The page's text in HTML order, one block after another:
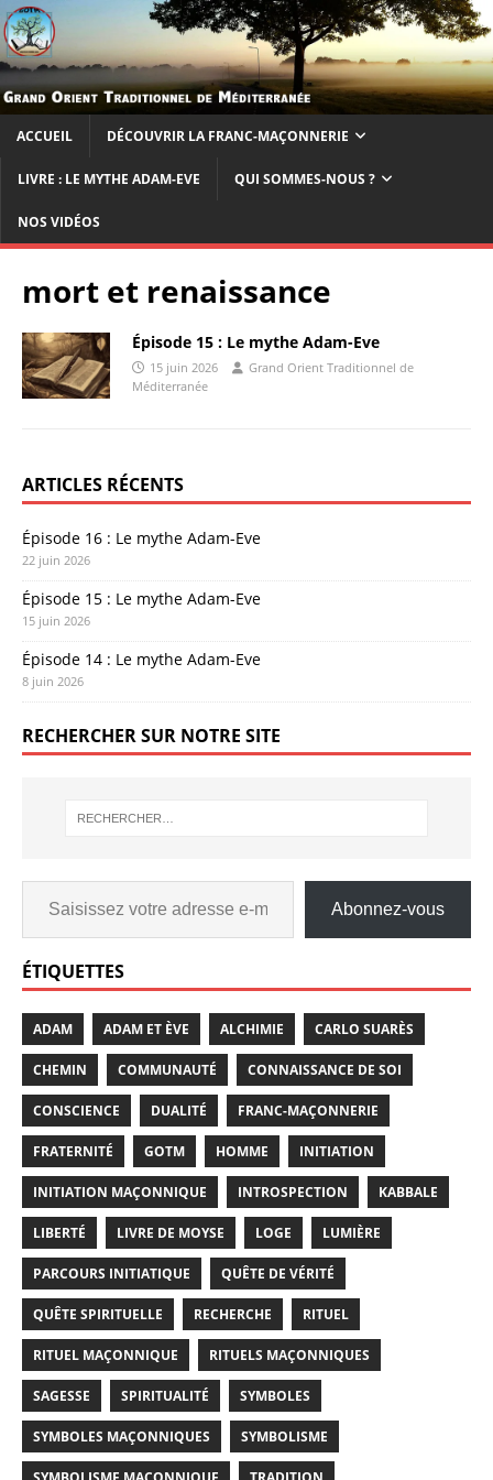
ACCUEIL DÉCOUVRIR LA FRANC-MAÇONNERIE
LIVRE : LE MYTHE ADAM-EVE QUI SOMMES-NOUS ?
NOS VIDÉOS
mort et renaissance
Épisode 15 : Le mythe Adam-Eve
15 juin 2026
Grand Orient Traditionnel de
Méditerranée
ARTICLES RÉCENTS
Épisode 16 : Le mythe Adam-Eve
22 juin 2026
Épisode 15 : Le mythe Adam-Eve
15 juin 2026
Épisode 14 : Le mythe Adam-Eve
8 juin 2026
RECHERCHER SUR NOTRE SITE
Abonnez-vous
ÉTIQUETTES
ADAM ADAM ET ÈVE ALCHIMIE CARLO SUARÈS
CHEMIN COMMUNAUTÉ CONNAISSANCE DE SOI
CONSCIENCE DUALITÉ FRANC-MAÇONNERIE
FRATERNITÉ GOTM HOMME INITIATION
INITIATION MAÇONNIQUE INTROSPECTION KABBALE
LIBERTÉ LIVRE DE MOYSE LOGE LUMIÈRE
PARCOURS INITIATIQUE QUÊTE DE VÉRITÉ
QUÊTE SPIRITUELLE RECHERCHE RITUEL
RITUEL MAÇONNIQUE RITUELS MAÇONNIQUES
SAGESSE SPIRITUALITÉ SYMBOLES
SYMBOLES MAÇONNIQUES SYMBOLISME